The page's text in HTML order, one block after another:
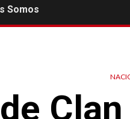
Somos